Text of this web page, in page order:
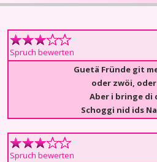
Spruch bewerten
Guetä Fründe git
oder zwöi,
Aber i bringe di
Schoggi nid ids
Spruch bewerten